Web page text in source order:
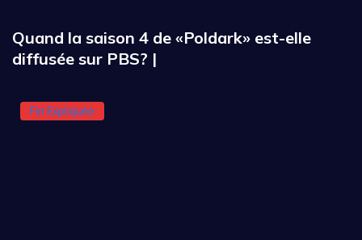
Quand la saison 4 de «Poldark» est-elle
diffusée sur PBS? |
Fin Expliquée